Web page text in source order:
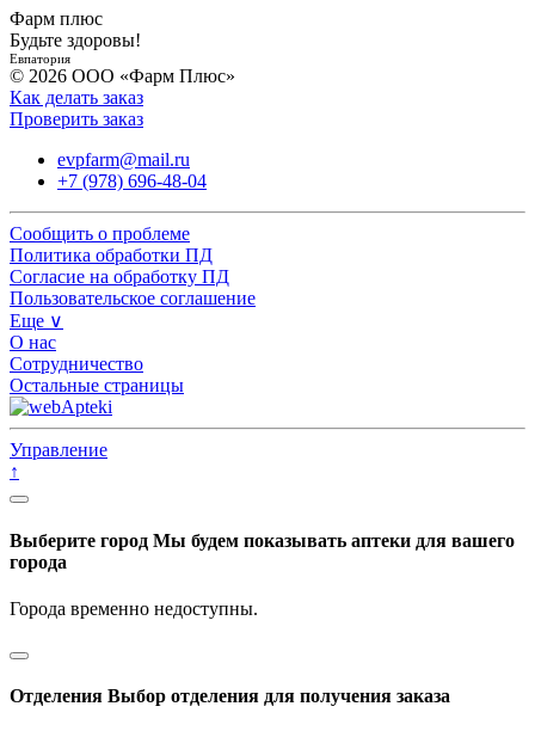
Фарм плюс
Будьте здоровы!
Евпатория
© 2026 ООО «Фарм Плюс»
Как делать заказ
Проверить заказ
evpfarm@mail.ru
+7 (978) 696-48-04
Сообщить о проблеме
Политика обработки ПД
Согласие на обработку ПД
Пользовательское соглашение
Еще ∨
О нас
Сотрудничество
Остальные страницы
Управление
↑
Выберите город Мы будем показывать аптеки для вашего
города
Города временно недоступны.
Отделения Выбор отделения для получения заказа